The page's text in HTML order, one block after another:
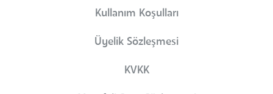
Kullanım Koşulları
Üyelik Sözleşmesi
KVKK